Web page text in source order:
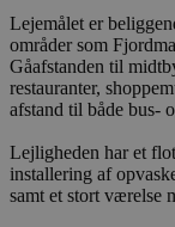
Lejemålet er
områder som
Gåafstanden til
restauranter,
afstand til både bus-
Lejligheden har et
installering af
samt et stort værelse